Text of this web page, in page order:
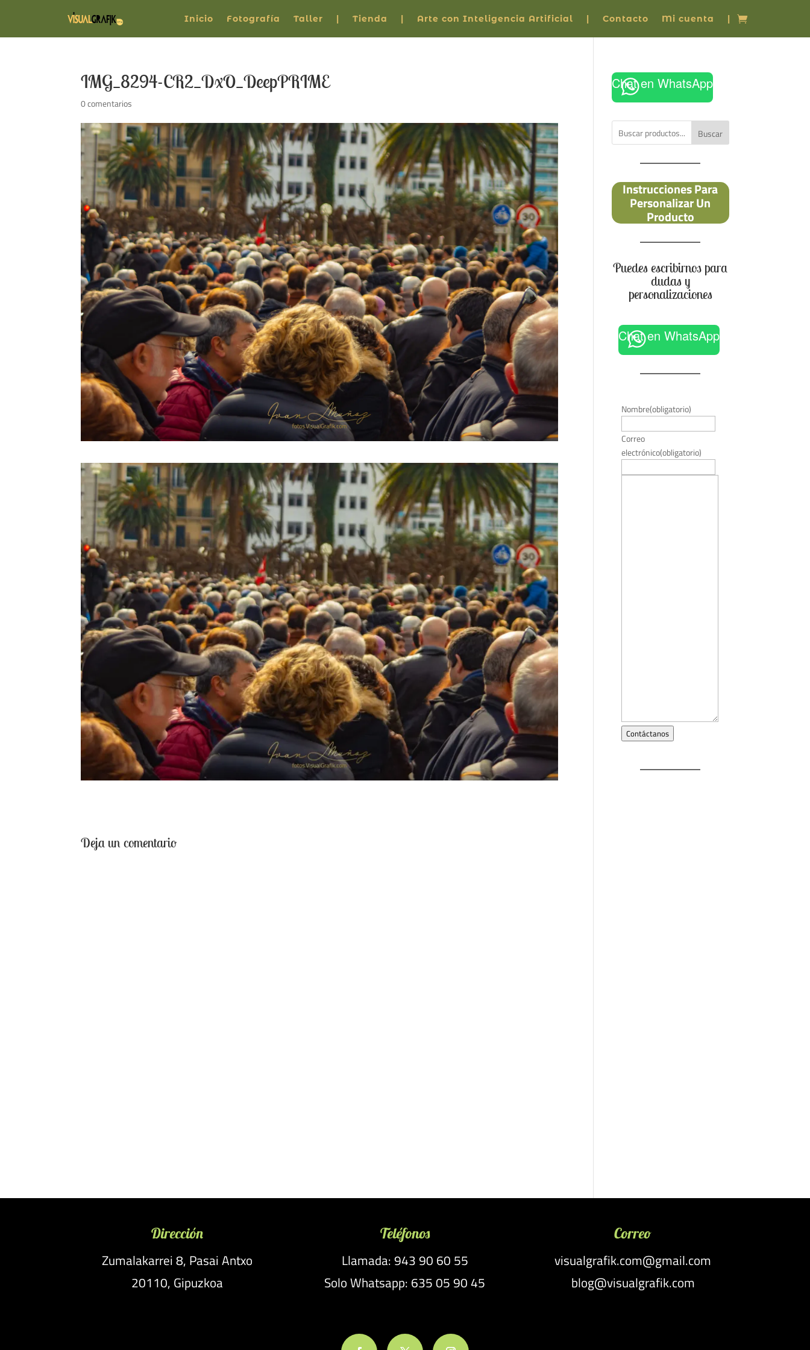
Inicio Fotografía Taller | Tienda | Arte con Inteligencia Artificial | Contacto Mi cuenta |
IMG_8294-CR2_DxO_DeepPRIME
0 comentarios
Deja un comentario
Chat en WhatsApp
Buscar
Instrucciones Para
Personalizar Un
Producto
Puedes escribirnos para
dudas y
personalizaciones
Chat en WhatsApp
Nombre(obligatorio)
Correo
electrónico(obligatorio)
Contáctanos
Dirección
Zumalakarrei 8, Pasai Antxo
20110, Gipuzkoa
Teléfonos
Llamada: 943 90 60 55
Solo Whatsapp: 635 05 90 45
Correo
visualgrafik.com@gmail.com
blog@visualgrafik.com